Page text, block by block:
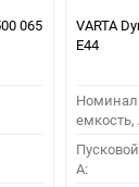
065
VARTA
E44
емкость,
A: